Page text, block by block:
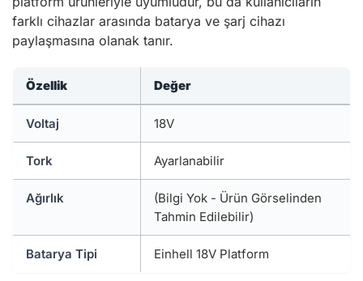
farklı cihazlar arasında batarya ve şarj cihazı
paylaşmasına olanak tanır.
Özellik Değer
Voltaj 18V
Tork Ayarlanabilir
Ağırlık
(Bilgi Yok - Ürün Görselinden
Tahmin Edilebilir)
Batarya Tipi Einhell 18V Platform